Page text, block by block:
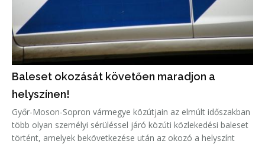
Baleset okozását követően maradjon a
helyszínen!
Győr-Moson-Sopron vármegye közútjain az elmúlt időszakban
több olyan személyi sérüléssel járó közúti közlekedési baleset
történt, amelyek bekövetkezése után az okozó a helyszínt